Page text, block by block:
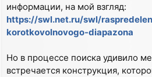
информации, на мой взгляд:
https://swl.net.ru/swl/
korotkovolnovogo-diapazona
Но в процессе поиска удивило
встречается конструкция,